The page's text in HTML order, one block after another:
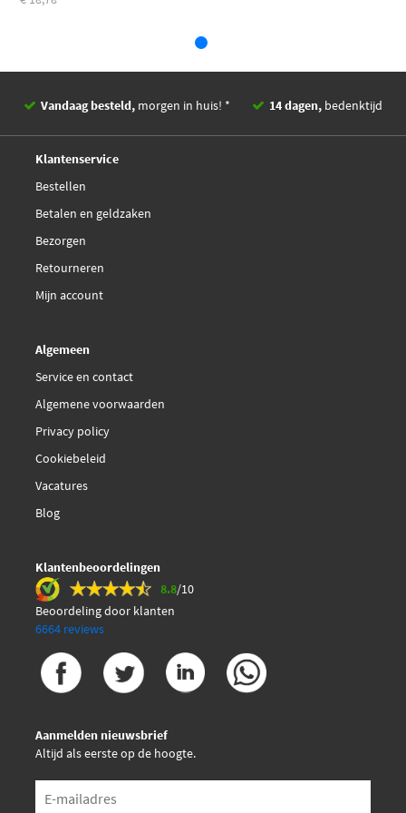
Budweg Caliper 344999
Budweg Caliper 345260
Budweg Caliper 345261
Ferodo FDB5348
Jp Group 4861951310
Maxgear 49-1991
TRW BHU365E
TRW BHX773E
TRW BHX774E € 179,71
TRW SJ1390
Vandaag besteld, morgen in huis! * 14 dagen, bedenktijd
Klantenservice
Bestellen
Betalen en geldzaken
Bezorgen
Retourneren
Mijn account
Algemeen
Service en contact
Algemene voorwaarden
Privacy policy
Cookiebeleid
Vacatures
Blog
Klantenbeoordelingen
8.8/10
Beoordeling door klanten
6664 reviews
Aanmelden nieuwsbrief
Altijd als eerste op de hoogte.